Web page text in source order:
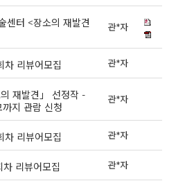
터 <장소의 재발견
관*자
리뷰어모집 관*자
재발견」 선정작 -
지 관람 신청
관*자
리뷰어모집 관*자
리뷰어모집 관*자